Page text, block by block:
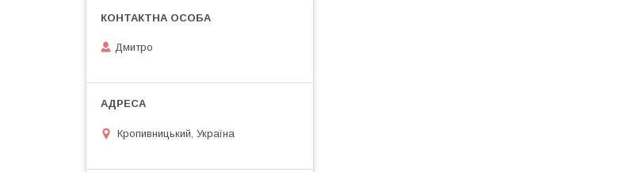
Дмитро
Кропивницький, Україна